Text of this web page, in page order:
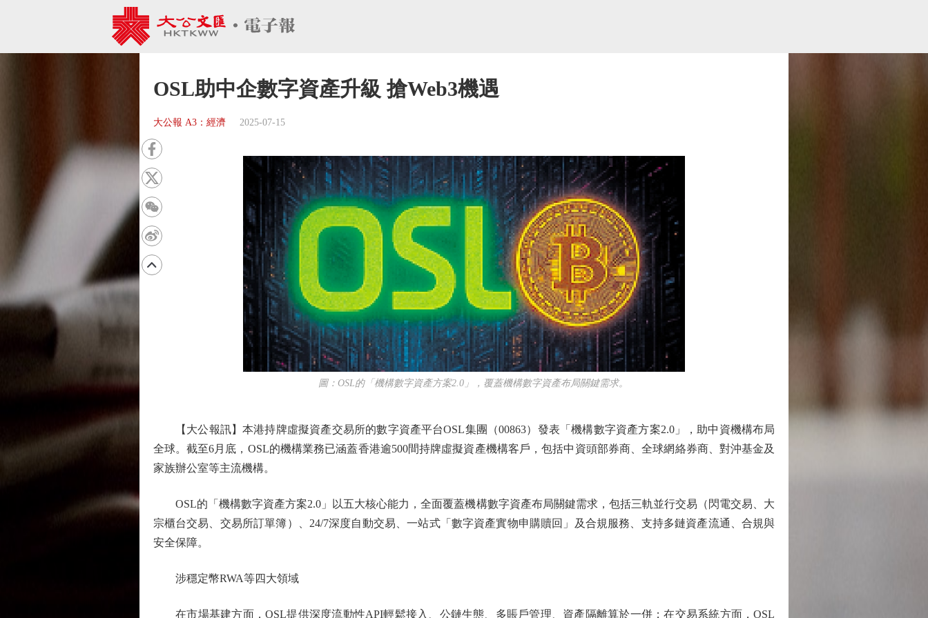
OSL助中企數字資產升級 搶Web3機遇
大公報 A3：經濟 2025-07-15
圖：OSL的「機構數字資產方案2.0」，覆蓋機構數字資產布局關鍵需求。
【大公報訊】本港持牌虛擬資產交易所的數字資產平台OSL集團（00863）發表「機構數字資產方案2.0」，助中資機構布局
全球。截至6月底，OSL的機構業務已涵蓋香港逾500間持牌虛擬資產機構客戶，包括中資頭部券商、全球網絡券商、對沖基金及
家族辦公室等主流機構。
OSL的「機構數字資產方案2.0」以五大核心能力，全面覆蓋機構數字資產布局關鍵需求，包括三軌並行交易（閃電交易、大
宗櫃台交易、交易所訂單簿）、24/7深度自動交易、一站式「數字資產實物申購贖回」及合規服務、支持多鏈資產流通、合規與
安全保障。
涉穩定幣RWA等四大領域
在市場基建方面，OSL提供深度流動性API輕鬆接入、公鏈生態、多賬戶管理、資產隔離算於一併；在交易系統方面，OSL